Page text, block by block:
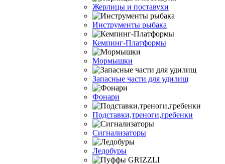
Жерлицы и поставухи
Инструменты рыбака
Кемпинг-Платформы
Мормышки
Запасные части для удилищ
Фонари
Подставки,треноги,гребенки
Сигнализаторы
Ледобуры